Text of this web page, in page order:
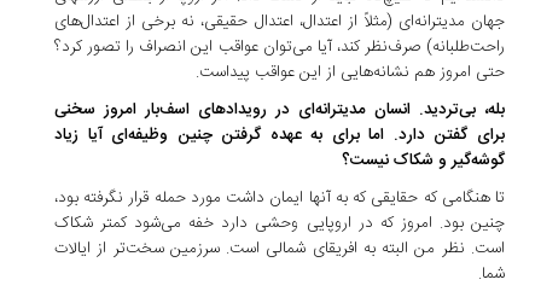
جهان مدیترانه‌ای (مثلاً از اعتدال، اعتدال حقیقی، نه برخی از اعتدال‌های
راحت‌طلبانه) صرف‌نظر کند، آیا می‌توان عواقب این انصراف را تصور کرد؟
حتی امروز هم نشانه‌هایی از این عواقب پیداست.
بله، بی‌تردید. انسان مدیترانه‌ای در رویدادهای اسف‌بار امروز سخنی
برای گفتن دارد. اما برای به عهده گرفتن چنین وظیفه‌ای آیا زیاد
گوشه‌گیر و شکاک نیست؟
تا هنگامی که حقایقی که به آنها ایمان داشت مورد حمله قرار نگرفته بود،
چنین بود. امروز که در اروپایی وحشی دارد خفه می‌شود کمتر شکاک
است. نظر من البته به افریقای شمالی است. سرزمین سخت‌تر از ایالات